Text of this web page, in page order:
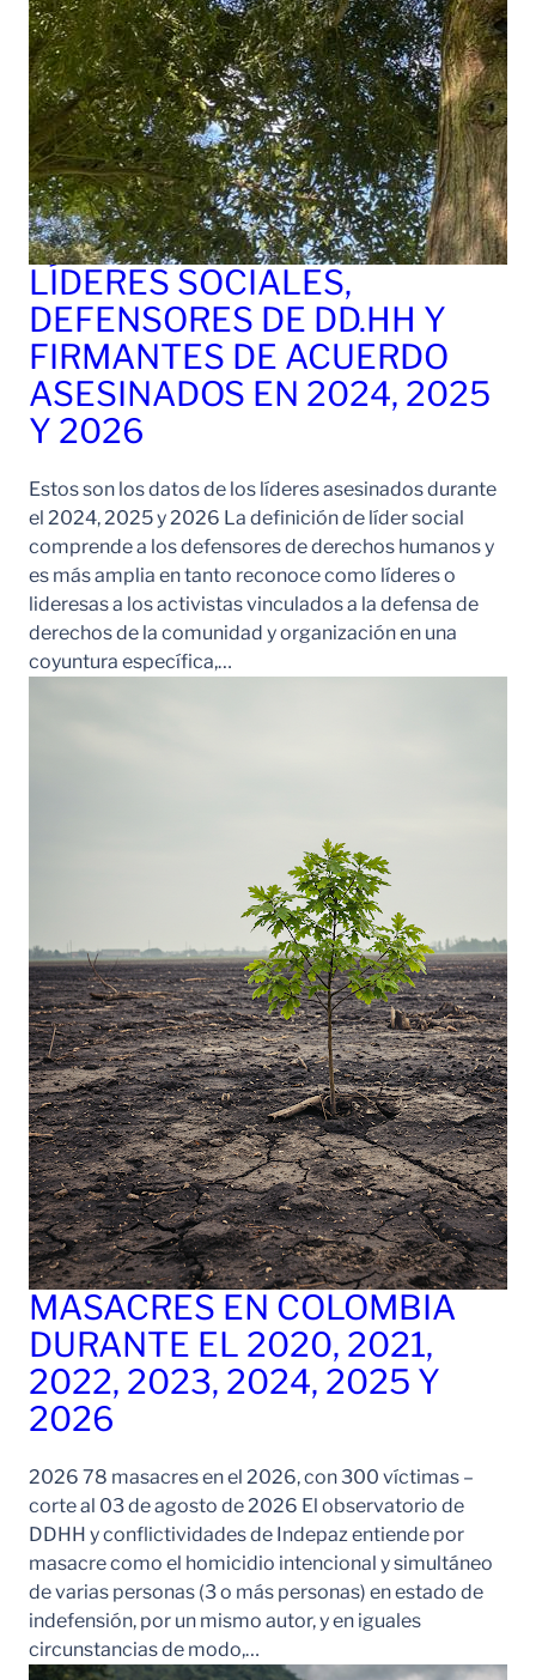
LÍDERES SOCIALES,
DEFENSORES DE DD.HH Y
FIRMANTES DE ACUERDO
ASESINADOS EN 2024, 2025
Y 2026
Estos son los datos de los líderes asesinados durante
el 2024, 2025 y 2026 La definición de líder social
comprende a los defensores de derechos humanos y
es más amplia en tanto reconoce como líderes o
lideresas a los activistas vinculados a la defensa de
derechos de la comunidad y organización en una
coyuntura específica,…
MASACRES EN COLOMBIA
DURANTE EL 2020, 2021,
2022, 2023, 2024, 2025 Y
2026
2026 78 masacres en el 2026, con 300 víctimas –
corte al 03 de agosto de 2026 El observatorio de
DDHH y conflictividades de Indepaz entiende por
masacre como el homicidio intencional y simultáneo
de varias personas (3 o más personas) en estado de
indefensión, por un mismo autor, y en iguales
circunstancias de modo,…